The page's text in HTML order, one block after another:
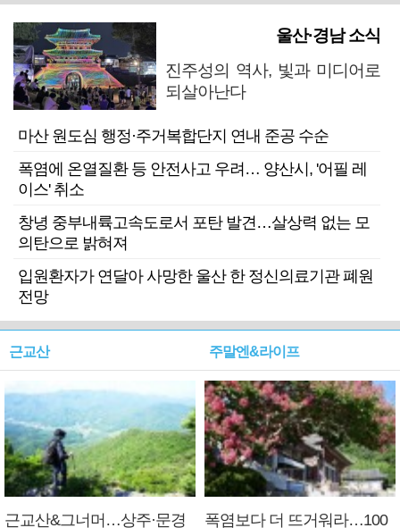
울산·경남 소식
진주성의 역사, 빛과 미디어로
되살아난다
마산 원도심 행정·주거복합단지 연내 준공 수순
폭염에 온열질환 등 안전사고 우려… 양산시, '어필 레
이스' 취소
창녕 중부내륙고속도로서 포탄 발견…살상력 없는 모
의탄으로 밝혀져
입원환자가 연달아 사망한 울산 한 정신의료기관 폐원
전망
근교산
근교산&그너머…상주·문경
주말엔&라이프
폭염보다 더 뜨거워라…100